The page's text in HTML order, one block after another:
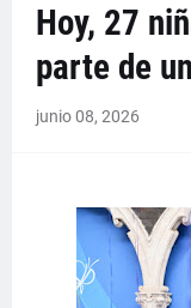
Hoy, 27
parte de
junio 08, 2026